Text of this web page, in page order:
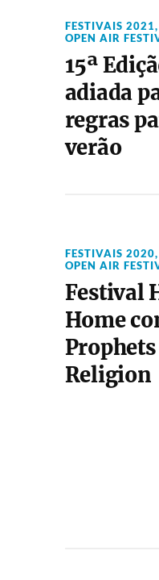
FESTIVAIS 2021,
OPEN AIR
15ª
adiada
regras
verão
FESTIVAIS 2020,
OPEN AIR
Festival
Home
Religion